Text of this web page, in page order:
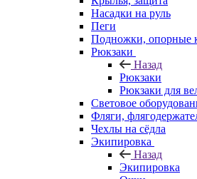
Насадки на руль
Пеги
Подножки, опорные
Рюкзаки
Назад
Рюкзаки
Рюкзаки для
Световое
Фляги,
Чехлы на сёдла
Экипировка
Назад
Экипировка